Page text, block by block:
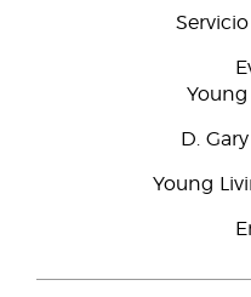
D.
Young